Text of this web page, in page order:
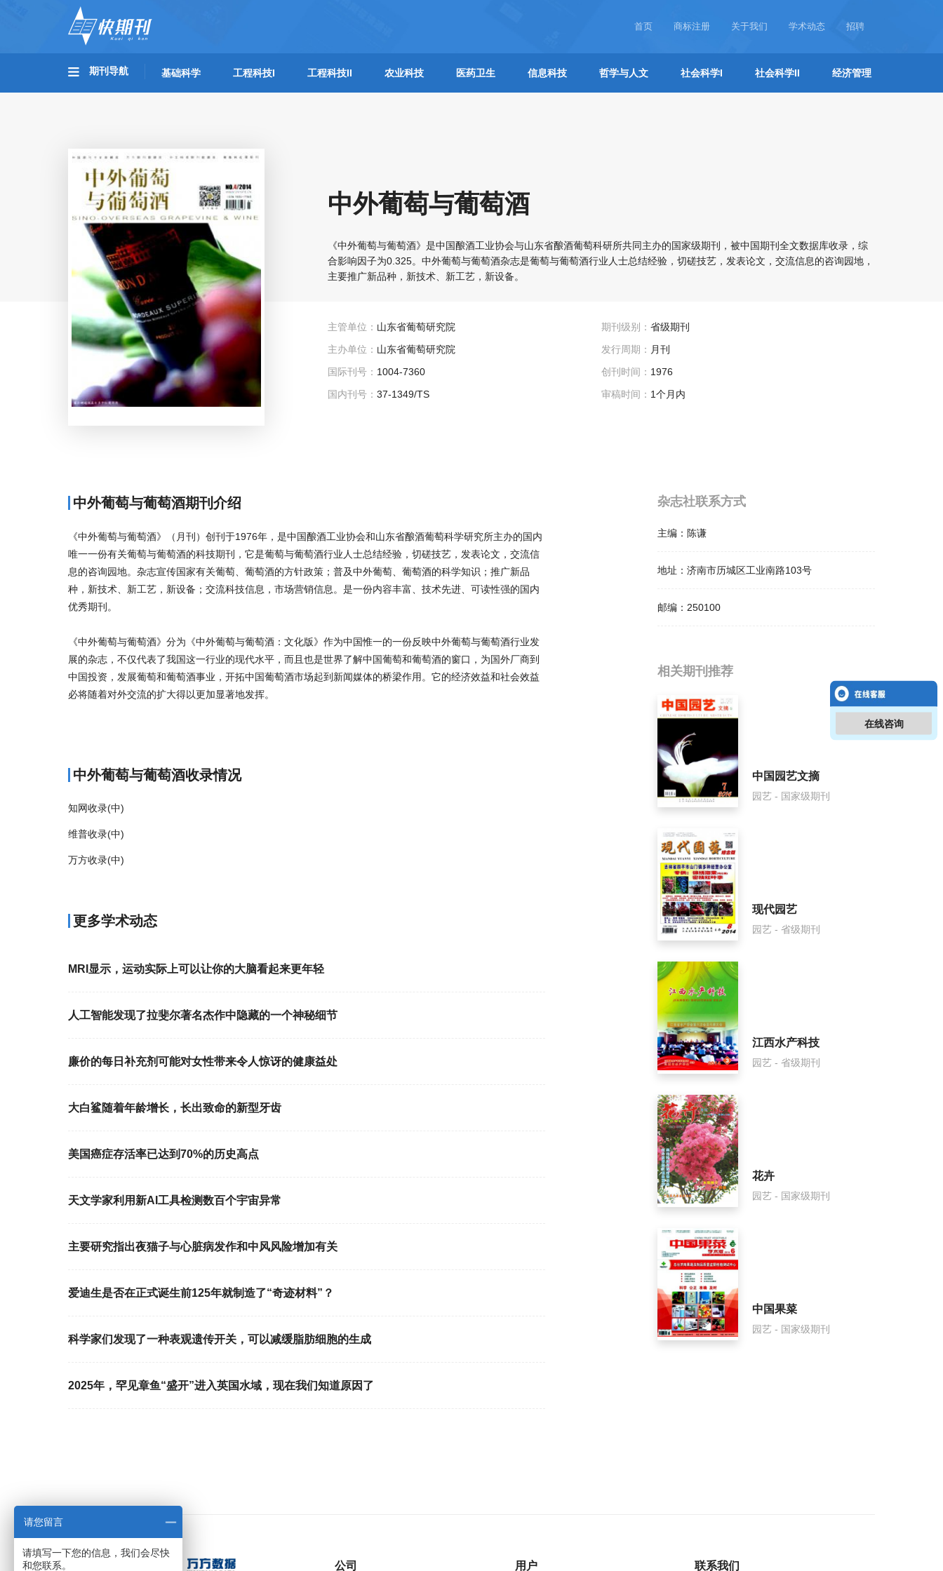
首页 商标注册 关于我们 学术动态 招聘
期刊导航 基础科学 工程科技I 工程科技II 农业科技 医药卫生 信息科技 哲学与人文 社会科学I 社会科学II 经济管理
中外葡萄与葡萄酒
《中外葡萄与葡萄酒》是中国酿酒工业协会与山东省酿酒葡萄科研所共同主办的国家级期刊，被中国期刊全文数据库收录，综
合影响因子为0.325。中外葡萄与葡萄酒杂志是葡萄与葡萄酒行业人士总结经验，切磋技艺，发表论文，交流信息的咨询园地，
主要推广新品种，新技术、新工艺，新设备。
主管单位： 山东省葡萄研究院
主办单位： 山东省葡萄研究院
国际刊号： 1004-7360
国内刊号： 37-1349/TS
期刊级别： 省级期刊
发行周期： 月刊
创刊时间： 1976
审稿时间： 1个月内
中外葡萄与葡萄酒期刊介绍
《中外葡萄与葡萄酒》（月刊）创刊于1976年，是中国酿酒工业协会和山东省酿酒葡萄科学研究所主办的国内
唯一一份有关葡萄与葡萄酒的科技期刊，它是葡萄与葡萄酒行业人士总结经验，切磋技艺，发表论文，交流信
息的咨询园地。杂志宣传国家有关葡萄、葡萄酒的方针政策；普及中外葡萄、葡萄酒的科学知识；推广新品
种，新技术、新工艺，新设备；交流科技信息，市场营销信息。是一份内容丰富、技术先进、可读性强的国内
优秀期刊。
《中外葡萄与葡萄酒》分为《中外葡萄与葡萄酒：文化版》作为中国惟一的一份反映中外葡萄与葡萄酒行业发
展的杂志，不仅代表了我国这一行业的现代水平，而且也是世界了解中国葡萄和葡萄酒的窗口，为国外厂商到
中国投资，发展葡萄和葡萄酒事业，开拓中国葡萄酒市场起到新闻媒体的桥梁作用。它的经济效益和社会效益
必将随着对外交流的扩大得以更加显著地发挥。
中外葡萄与葡萄酒收录情况
知网收录(中)
维普收录(中)
万方收录(中)
更多学术动态
MRI显示，运动实际上可以让你的大脑看起来更年轻
人工智能发现了拉斐尔著名杰作中隐藏的一个神秘细节
廉价的每日补充剂可能对女性带来令人惊讶的健康益处
大白鲨随着年龄增长，长出致命的新型牙齿
美国癌症存活率已达到70%的历史高点
天文学家利用新AI工具检测数百个宇宙异常
主要研究指出夜猫子与心脏病发作和中风风险增加有关
爱迪生是否在正式诞生前125年就制造了“奇迹材料”？
科学家们发现了一种表观遗传开关，可以减缓脂肪细胞的生成
2025年，罕见章鱼“盛开”进入英国水域，现在我们知道原因了
杂志社联系方式
主编： 陈谦
地址： 济南市历城区工业南路103号
邮编： 250100
相关提问
中外葡萄与葡萄酒影响因子是多少？
中外葡萄与葡萄酒怎么样？
中外葡萄与葡萄酒面费如何收取？
中外葡萄与葡萄酒是什么级别刊物？
中外葡萄与葡萄酒审稿要多久？
中外葡萄与葡萄酒是国家级期刊吗？
相关期刊推荐
中国园艺文摘
园艺 - 国家级期刊
现代园艺
园艺 - 省级期刊
江西水产科技
园艺 - 省级期刊
花卉
园艺 - 国家级期刊
中国果菜
园艺 - 国家级期刊
公司 用户 联系我们
在线咨询
请您留言
请填写一下您的信息，我们会尽快
和您联系。